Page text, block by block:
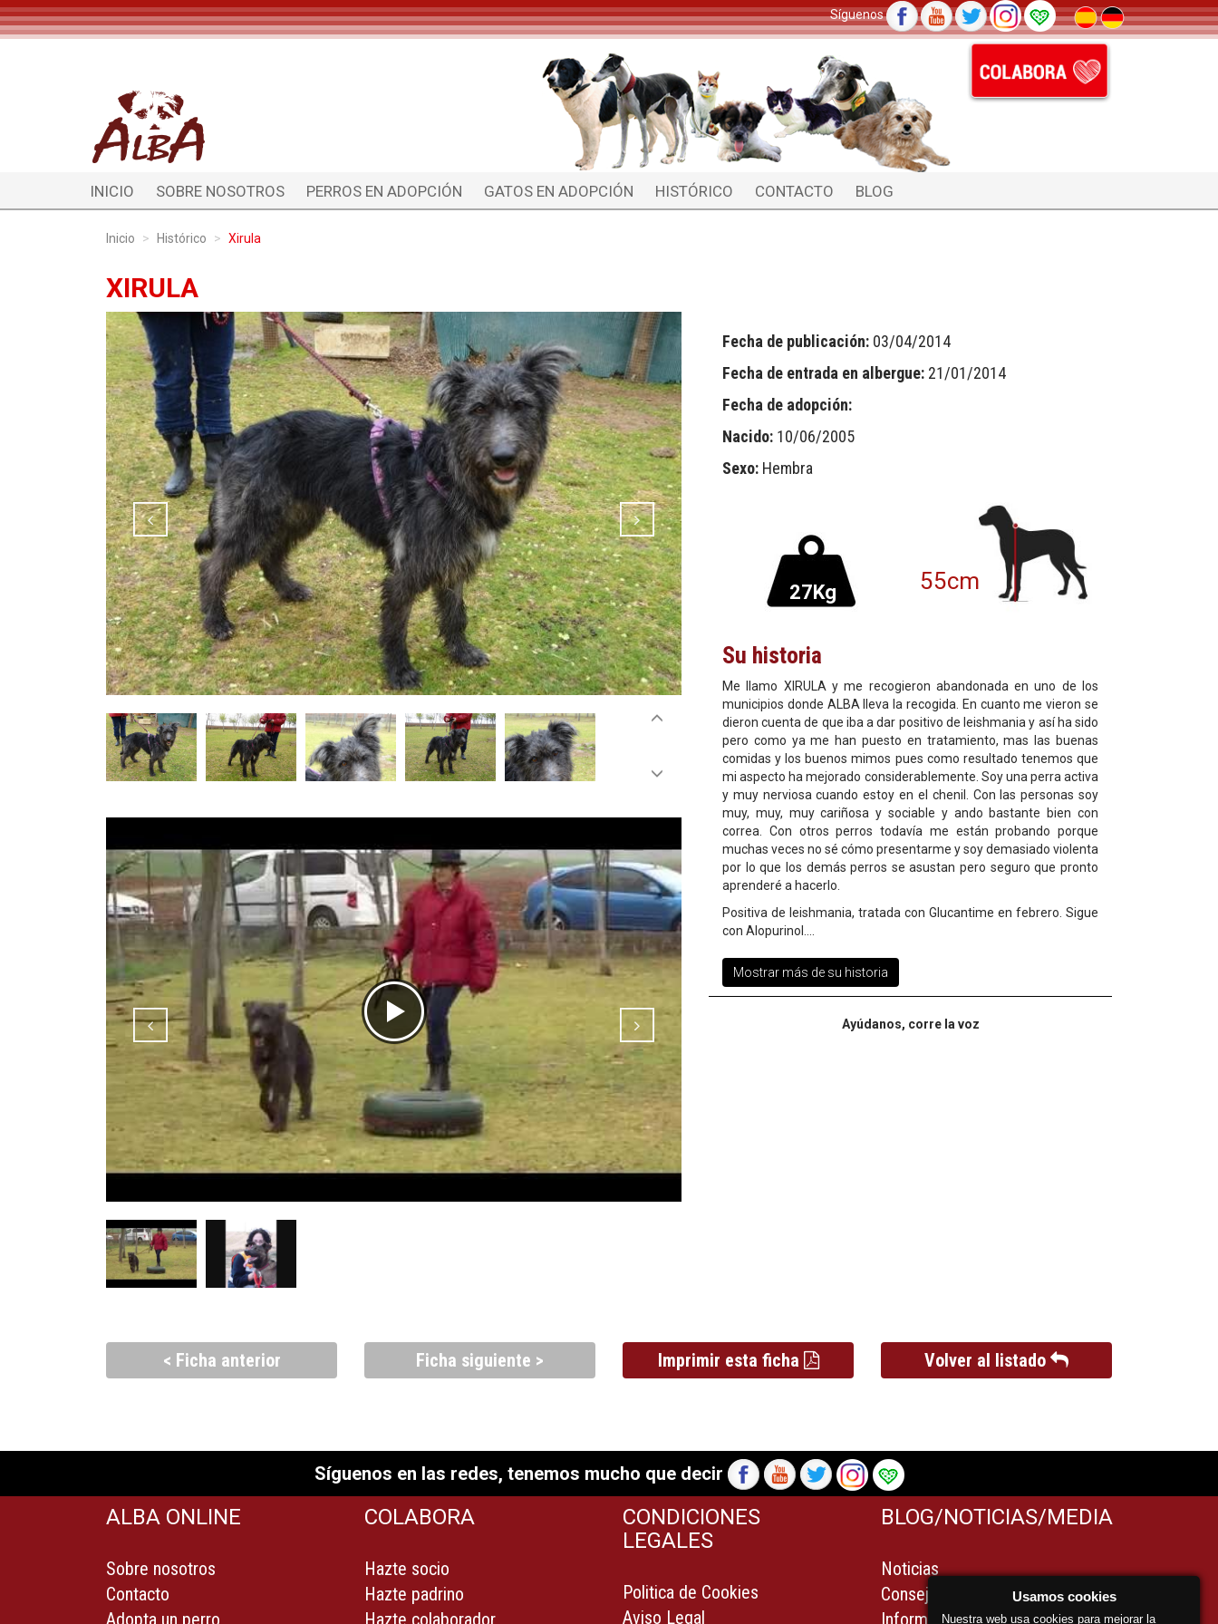
Síguenos
INICIO SOBRE NOSOTROS PERROS EN ADOPCIÓN GATOS EN ADOPCIÓN HISTÓRICO CONTACTO BLOG
Inicio Histórico Xirula
XIRULA
Fecha de publicación: 03/04/2014
Fecha de entrada en albergue: 21/01/2014
Fecha de adopción:
Nacido: 10/06/2005
Sexo: Hembra
27Kg 55cm
Su historia
Me llamo XIRULA y me recogieron abandonada en uno de los
municipios donde ALBA lleva la recogida. En cuanto me vieron se
dieron cuenta de que iba a dar positivo de leishmania y así ha sido
pero como ya me han puesto en tratamiento, mas las buenas
comidas y los buenos mimos pues como resultado tenemos que
mi aspecto ha mejorado considerablemente. Soy una perra activa
y muy nerviosa cuando estoy en el chenil. Con las personas soy
muy, muy, muy cariñosa y sociable y ando bastante bien con
correa. Con otros perros todavía me están probando porque
muchas veces no sé cómo presentarme y soy demasiado violenta
por lo que los demás perros se asustan pero seguro que pronto
aprenderé a hacerlo.
Positiva de leishmania, tratada con Glucantime en febrero. Sigue
con Alopurinol.
Mostrar más de su historia
Ayúdanos, corre la voz
< Ficha anterior Ficha siguiente > Imprimir esta ficha Volver al listado
Síguenos en las redes, tenemos mucho que decir
ALBA ONLINE
Sobre nosotros
Contacto
Adopta un perro
COLABORA
Hazte socio
Hazte padrino
Hazte colaborador
CONDICIONES
LEGALES
Politica de Cookies
Aviso Legal
BLOG/NOTICIAS/MEDIA
Noticias
Consejos
Información legal para
Usamos cookies
Nuestra web usa cookies para mejorar la